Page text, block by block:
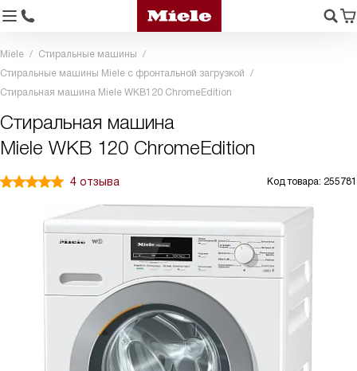
Miele
Стиральные машины
Стиральные машины Miele с фронтальной загрузкой
Стиральная машина Miele WKB120 ChromeEdition
Стиральная машина
Miele WKB 120 ChromeEdition
4 отзыва Код товара: 255781